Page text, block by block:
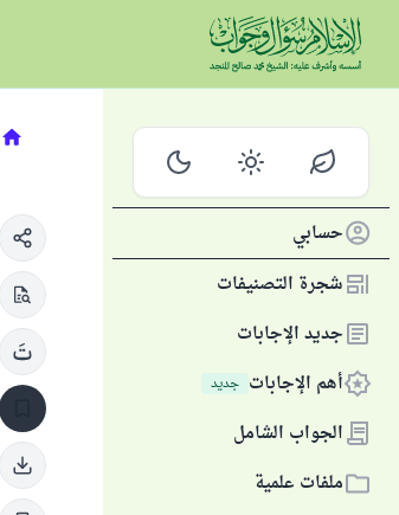
حسابي
شجرة التصنيفات
جديد الإجابات
أهم الإجابات جديد
الجواب الشامل
ملفات علمية